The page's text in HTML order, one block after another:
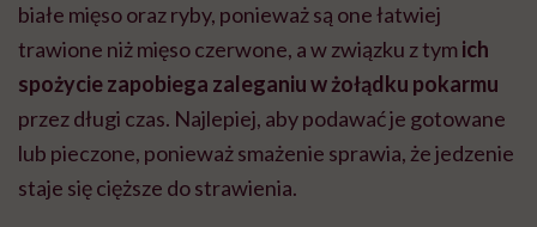
białe mięso oraz ryby, ponieważ są one łatwiej
trawione niż mięso czerwone, a w związku z tymich
spożycie zapobiega zaleganiu w żołądku pokarmu
przez długi czas. Najlepiej, aby podawać je gotowane
lub pieczone, ponieważ smażenie sprawia, że jedzenie
staje się cięższe do strawienia.